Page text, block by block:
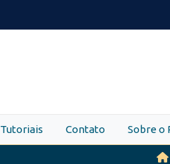
Tutoriais Contato Sobre o